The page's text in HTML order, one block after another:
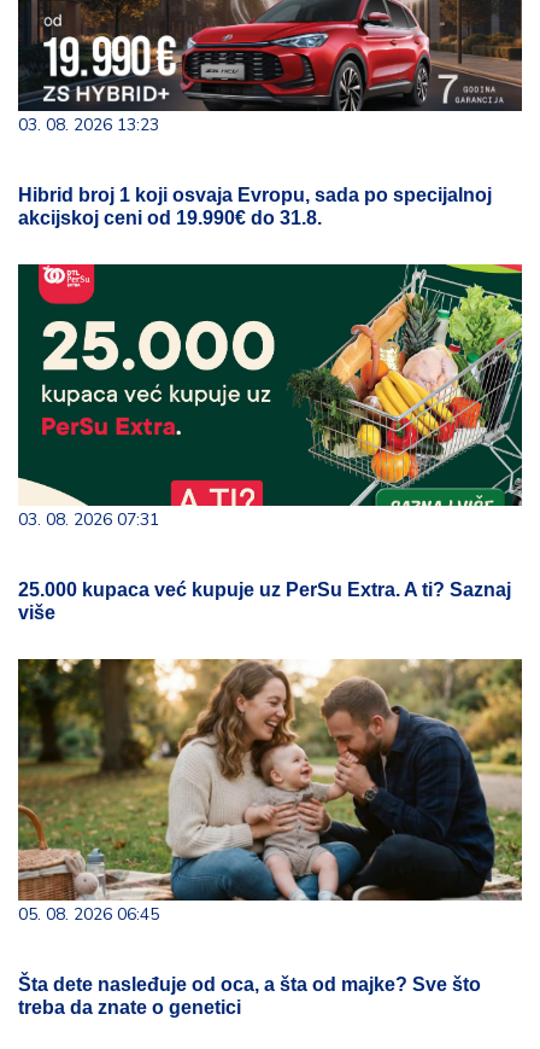
03. 08. 2026 13:23
Hibrid broj 1 koji osvaja Evropu, sada po specijalnoj
akcijskoj ceni od 19.990€ do 31.8.
03. 08. 2026 07:31
25.000 kupaca već kupuje uz PerSu Extra. A ti? Saznaj
više
05. 08. 2026 06:45
Šta dete nasleđuje od oca, a šta od majke? Sve što
treba da znate o genetici